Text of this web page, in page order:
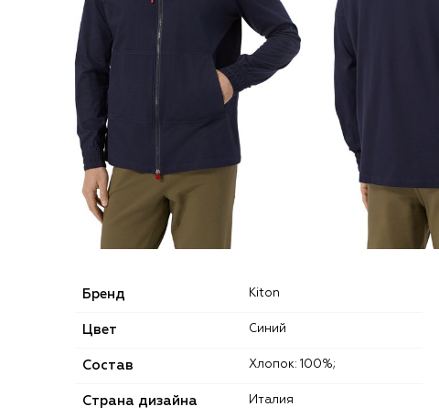
Бренд Kiton
Цвет Синий
Состав Хлопок: 100%;
Страна дизайна Италия